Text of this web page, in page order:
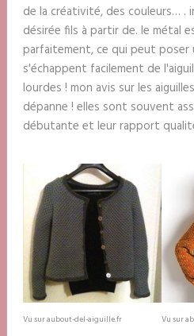
de la créativité, des couleurs… .
désirée fils à partir de. le métal
parfaitement, ce qui peut poser
s'échappent facilement de
lourdes ! mon avis sur les
dépanne ! elles sont souvent
débutante et leur rapport
Vu sur aubout-del-aiguille.fr Vu sur